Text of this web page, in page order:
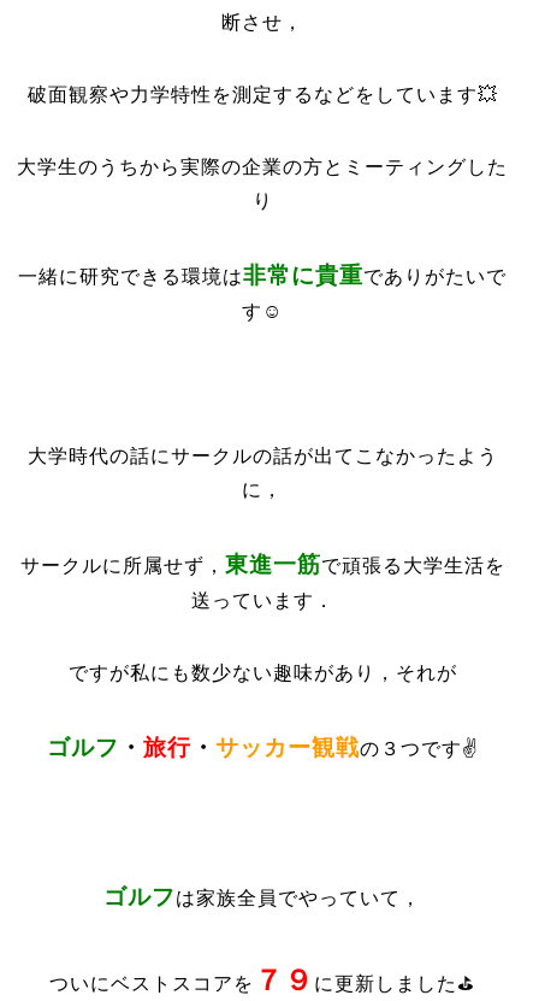
断させ，
破面観察や力学特性を測定するなどをしています💥
大学生のうちから実際の企業の方とミーティングした
り
一緒に研究できる環境は非常に貴重でありがたいで
す☺️
大学時代の話にサークルの話が出てこなかったよう
に，
サークルに所属せず， 東進一筋で頑張る大学生活を
送っています．
ですが私にも数少ない趣味があり，それが
ゴルフ ・ 旅行・ サッカー観戦の３つです✌️
ゴルフは家族全員でやっていて，
ついにベストスコアを ７９ に更新しました⛳️